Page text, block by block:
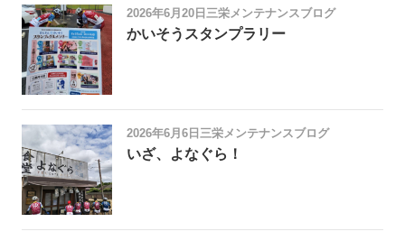
2026年6月20日 三栄メンテナンスブログ
かいそうスタンプラリー
2026年6月6日 三栄メンテナンスブログ
いざ、よなぐら！